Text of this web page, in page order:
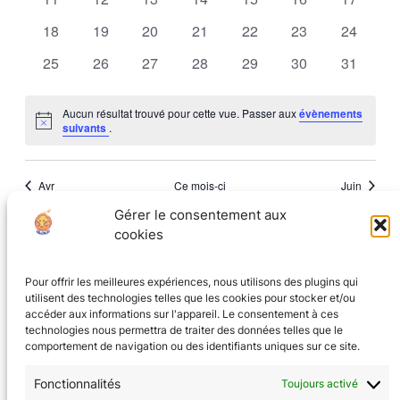
Gérer le consentement aux
cookies
Pour offrir les meilleures expériences, nous utilisons des plugins qui
utilisent des technologies telles que les cookies pour stocker et/ou
accéder aux informations sur l'appareil. Le consentement à ces
technologies nous permettra de traiter des données telles que le
comportement de navigation ou des identifiants uniques sur ce site.
Fonctionnalités Toujours activé
0
18
0
19
0
20
0
21
0
22
0
23
0
24
0
25
0
26
0
27
0
28
0
29
0
30
0
31
Notice
Aucun résultat trouvé pour cette vue. Passer auxévènements
suivants .
Avr Ce mois-ci Juin
S’abonner au calendrier